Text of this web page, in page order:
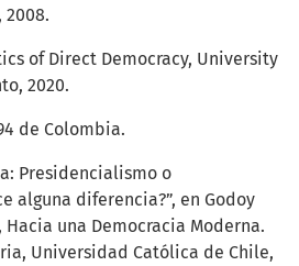
2008.
of Direct Democracy, University
2020.
de Colombia.
Presidencialismo o
alguna diferencia?”, en Godoy
Hacia una Democracia Moderna.
Universidad Católica de Chile,